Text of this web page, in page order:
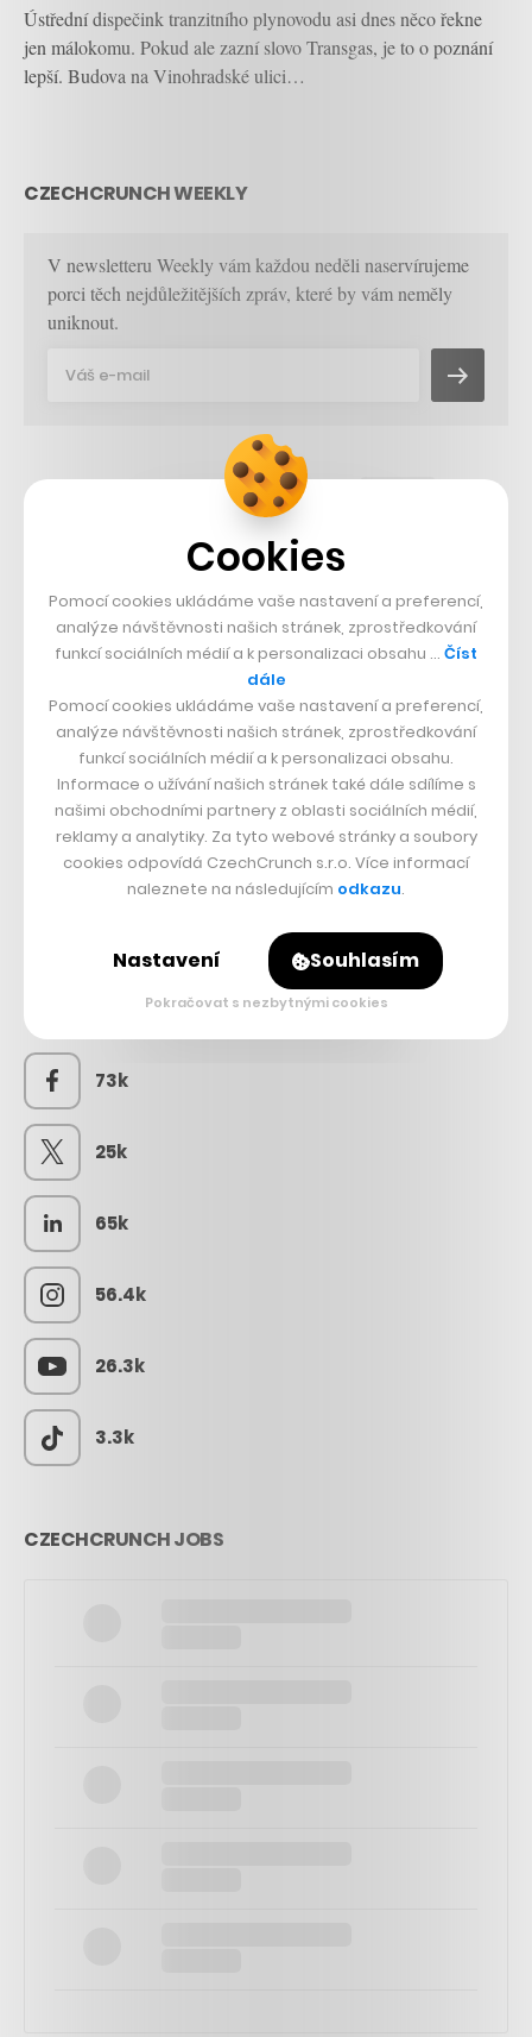
Ústřední dispečink tranzitního plynovodu asi dnes něco řekne
jen málokomu. Pokud ale zazní slovo Transgas, je to o poznání
lepší. Budova na Vinohradské ulici…
CZECHCRUNCH WEEKLY
V newsletteru Weekly vám každou neděli naservírujeme
porci těch nejdůležitějších zpráv, které by vám neměly
uniknout.
NEJČTENĚJŠÍ ČLÁNKY
Kam se hrabou české komedie.
satiru z Polska, její humor platí i na
nás
Je libo zámek? U Žatce se jeden
prodává, jeho součástí je i sýpka
nebo sušárna chmele
Hvězda Kingdom Come otevírá
hospodu na Vinohradech. Je to moje
vyznání lásky k Česku, říká miláček
SLEDUJTE NÁS
73k
25k
65k
56.4k
26.3k
3.3k
CZECHCRUNCH JOBS
Cookies
Pomocí cookies ukládáme vaše nastavení a preferencí,
analýze návštěvnosti našich stránek, zprostředkování
funkcí sociálních médií a k personalizaci obsahu … Číst
dále
Pomocí cookies ukládáme vaše nastavení a preferencí,
analýze návštěvnosti našich stránek, zprostředkování
funkcí sociálních médií a k personalizaci obsahu.
Informace o užívání našich stránek také dále sdílíme s
našimi obchodními partnery z oblasti sociálních médií,
reklamy a analytiky. Za tyto webové stránky a soubory
cookies odpovídá CzechCrunch s.r.o. Více informací
naleznete na následujícím odkazu.
Nastavení Souhlasím
Pokračovat s nezbytnými cookies